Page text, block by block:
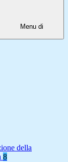
Menu di
della
8